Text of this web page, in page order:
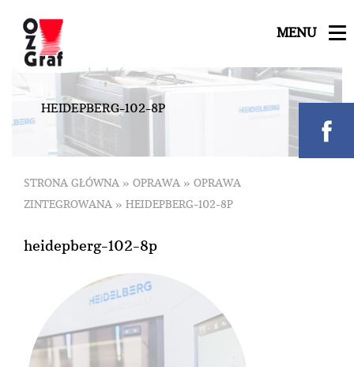
MENU
HEIDEPBERG-102-8P
STRONA GŁÓWNA » OPRAWA » OPRAWA
ZINTEGROWANA » HEIDEPBERG-102-8P
heidepberg-102-8p